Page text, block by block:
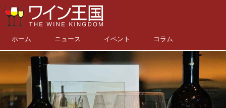
ホーム ニュース イベント コラム